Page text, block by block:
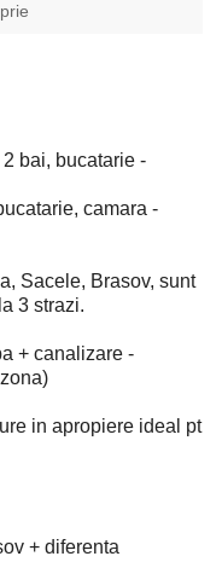
bai, bucatarie -
camara -
Sacele, Brasov, sunt
3 strazi.
+ canalizare -
in apropiere ideal pt
+ diferenta